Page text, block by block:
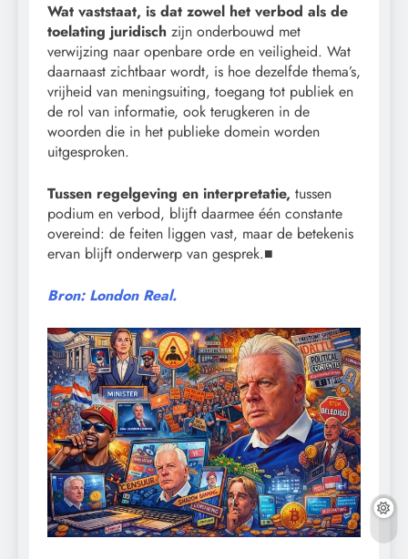
Wat vaststaat, is dat zowel het verbod als de
toelating juridisch zijn onderbouwd met
verwijzing naar openbare orde en veiligheid. Wat
daarnaast zichtbaar wordt, is hoe dezelfde thema’s,
vrijheid van meningsuiting, toegang tot publiek en
de rol van informatie, ook terugkeren in de
woorden die in het publieke domein worden
uitgesproken.
Tussen regelgeving en interpretatie, tussen
podium en verbod, blijft daarmee één constante
overeind: de feiten liggen vast, maar de betekenis
ervan blijft onderwerp van gesprek.■
Bron: London Real.